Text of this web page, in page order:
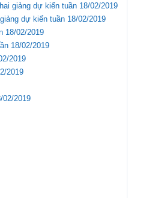
giảng dự kiến tuần 18/02/2019
dự kiến tuần 18/02/2019
18/02/2019
18/02/2019
2019
2019
02/2019